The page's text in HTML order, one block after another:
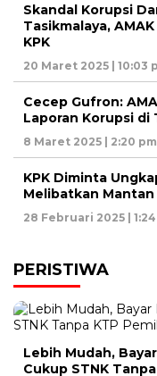
Skandal Korupsi
Tasikmalaya,
KPK
20 Maret 2025 | 10:03
Cecep Gufron:
Laporan Korupsi di
8 Maret 2025 | 2:20
KPK Diminta
Melibatkan
28 Februari 2025 |
PERISTIWA
Lebih Mudah,
Cukup STNK